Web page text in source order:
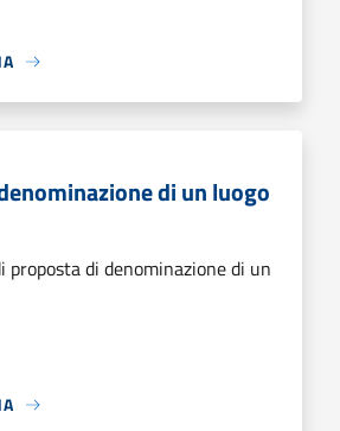
di un luogo
proposta di denominazione di un